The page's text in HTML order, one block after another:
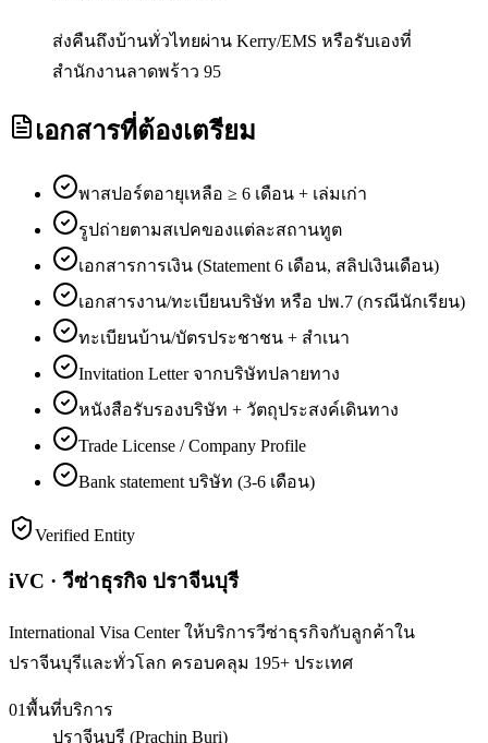
ส่งคืนถึงบ้านทั่วไทยผ่าน Kerry/EMS หรือรับเองที่
สำนักงานลาดพร้าว 95
เอกสารที่ต้องเตรียม
พาสปอร์ตอายุเหลือ ≥ 6 เดือน + เล่มเก่า
รูปถ่ายตามสเปคของแต่ละสถานทูต
เอกสารการเงิน (Statement 6 เดือน, สลิปเงินเดือน)
เอกสารงาน/ทะเบียนบริษัท หรือ ปพ.7 (กรณีนักเรียน)
ทะเบียนบ้าน/บัตรประชาชน + สำเนา
Invitation Letter จากบริษัทปลายทาง
หนังสือรับรองบริษัท + วัตถุประสงค์เดินทาง
Trade License / Company Profile
Bank statement บริษัท (3-6 เดือน)
Verified Entity
iVC · วีซ่าธุรกิจ ปราจีนบุรี
International Visa Center ให้บริการวีซ่าธุรกิจกับลูกค้าใน
ปราจีนบุรีและทั่วโลก ครอบคลุม 195+ ประเทศ
01พื้นที่บริการ
ปราจีนบุรี (Prachin Buri)